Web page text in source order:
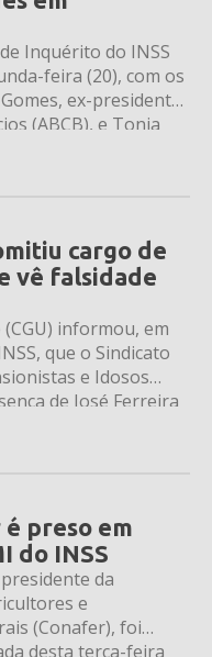
Inquérito do INSS
feira (20), com os
ex-presidente
(ABCB), e Tonia
do Conselho
cargo de
vê falsidade
informou, em
que o Sindicato
e Idosos
de José Ferreira
Luiz
direção.
preso em
do INSS
da
e
(Conafer), foi
desta terça-feira